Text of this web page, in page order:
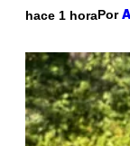
hace 1 horaPor